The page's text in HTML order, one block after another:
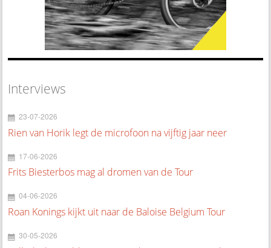
Interviews
23-07-2026
Rien van Horik legt de microfoon na vijftig jaar neer
17-06-2026
Frits Biesterbos mag al dromen van de Tour
04-06-2026
Roan Konings kijkt uit naar de Baloise Belgium Tour
30-05-2026